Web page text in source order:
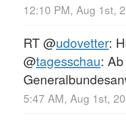
12:10 PM, Aug 1st,
RT@udovetter:
@tagesschau:
5:47 AM, Aug 1st,